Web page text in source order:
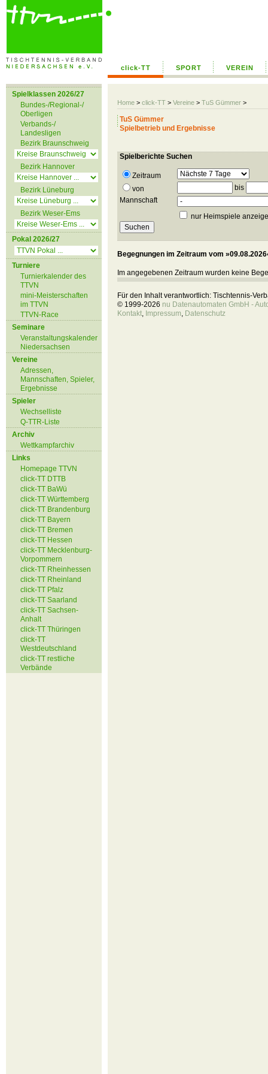
click-TT SPORT VEREIN
Home > click-TT > Vereine > TuS Gümmer >
Spielklassen 2026/27
Bundes-/Regional-/
Oberligen
Verbands-/
Landesligen
Bezirk Braunschweig
Bezirk Hannover
Bezirk Lüneburg
Bezirk Weser-Ems
Pokal 2026/27
Turniere
Turnierkalender des
TTVN
mini-Meisterschaften
im TTVN
TTVN-Race
Seminare
Veranstaltungskalender
Niedersachsen
Vereine
Adressen,
Mannschaften, Spieler,
Ergebnisse
Spieler
Wechselliste
Q-TTR-Liste
Archiv
Wettkampfarchiv
Links
Homepage TTVN
click-TT DTTB
click-TT BaWü
click-TT Württemberg
click-TT Brandenburg
click-TT Bayern
click-TT Bremen
click-TT Hessen
click-TT Mecklenburg-
Vorpommern
click-TT Rheinhessen
click-TT Rheinland
click-TT Pfalz
click-TT Saarland
click-TT Sachsen-
Anhalt
click-TT Thüringen
click-TT
Westdeutschland
click-TT restliche
Verbände
TuS Gümmer
Spielbetrieb und Ergebnisse
Spielberichte Suchen
Zeitraum
von
bis
Mannschaft
nur Heimspiele
Begegnungen im Zeitraum vom
Im angegebenen Zeitraum wurden keine
Für den Inhalt verantwortlich: Tischtennis-
© 1999-2026 nu Datenautomaten GmbH -
Kontakt, Impressum, Datenschutz